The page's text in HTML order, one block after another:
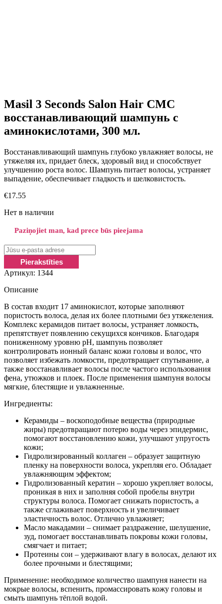
Masil 3 Seconds Salon Hair CMC
восстанавливающий шампунь с
аминокислотами, 300 мл.
Восстанавливающий шампунь глубоко увлажняет волосы, не
утяжеляя их, придает блеск, здоровый вид и способствует
улучшению роста волос. Шампунь питает волосы, устраняет
выпадение, обеспечивает гладкость и шелковистость.
€17.55
Нет в наличии
Paziņojiet man, kad prece būs pieejama
Артикул: 1344
Описание
В состав входит 17 аминокислот, которые заполняют
пористость волоса, делая их более плотными без утяжеления.
Комплекс керамидов питает волосы, устраняет ломкость,
препятствует появлению секущихся кончиков. Благодаря
пониженному уровню pH, шампунь позволяет
контролировать ионный баланс кожи головы и волос, что
позволяет избежать ломкости, предотвращает спутывание, а
также восстанавливает волосы после частого использования
фена, утюжков и плоек. После применения шампуня волосы
мягкие, блестящие и увлажненные.
Ингредиенты:
Керамиды – воскоподобные вещества (природные
жиры) предотвращают потерю воды через эпидермис,
помогают восстановлению кожи, улучшают упругость
кожи;
Гидролизированный коллаген – образует защитную
пленку на поверхности волоса, укрепляя его. Обладает
увлажняющим эффектом;
Гидролизованный кератин – хорошо укрепляет волосы,
проникая в них и заполняя собой пробелы внутри
структуры волоса. Помогает снижать пористость, а
также сглаживает поверхность и увеличивает
эластичность волос. Отлично увлажняет;
Масло макадамии – снимает раздражение, шелушение,
зуд, помогает восстанавливать покровы кожи головы,
смягчает и питает;
Протеины сои – удерживают влагу в волосах, делают их
более прочными и блестящими;
Применение: необходимое количество шампуня нанести на
мокрые волосы, вспенить, промассировать кожу головы и
смыть шампунь тёплой водой.